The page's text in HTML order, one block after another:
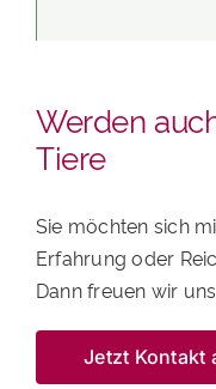
Werden
Tiere
Sie möchten sich
Erfahrung oder
Dann freuen wir
Jetzt Kontakt